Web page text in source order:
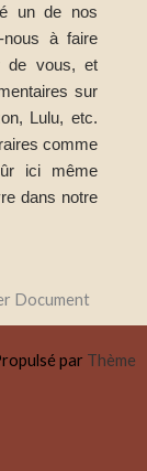
un de nos
à faire
de vous, et
sur
Lulu, etc.
comme
ici même
dans notre
par Thème